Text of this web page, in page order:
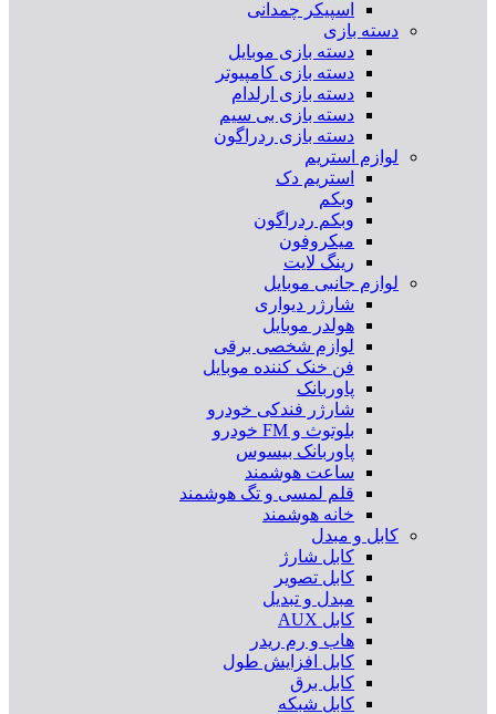
اسپیکر چمدانی
دسته بازی
دسته بازی موبایل
دسته بازی کامپیوتر
دسته بازی ارلدام
دسته بازی بی سیم
دسته بازی ردراگون
لوازم استریم
استریم دک
وبکم
وبکم ردراگون
میکروفون
رینگ لایت
لوازم جانبی موبایل
شارژر دیواری
هولدر موبایل
لوازم شخصی برقی
فن خنک کننده موبایل
پاوربانک
شارژر فندکی خودرو
بلوتوث و FM خودرو
پاوربانک بیسوس
ساعت هوشمند
قلم لمسی و تگ هوشمند
خانه هوشمند
کابل و مبدل
کابل شارژ
کابل تصویر
مبدل و تبدیل
کابل AUX
هاب و رم ریدر
کابل افزایش طول
کابل برق
کابل شبکه